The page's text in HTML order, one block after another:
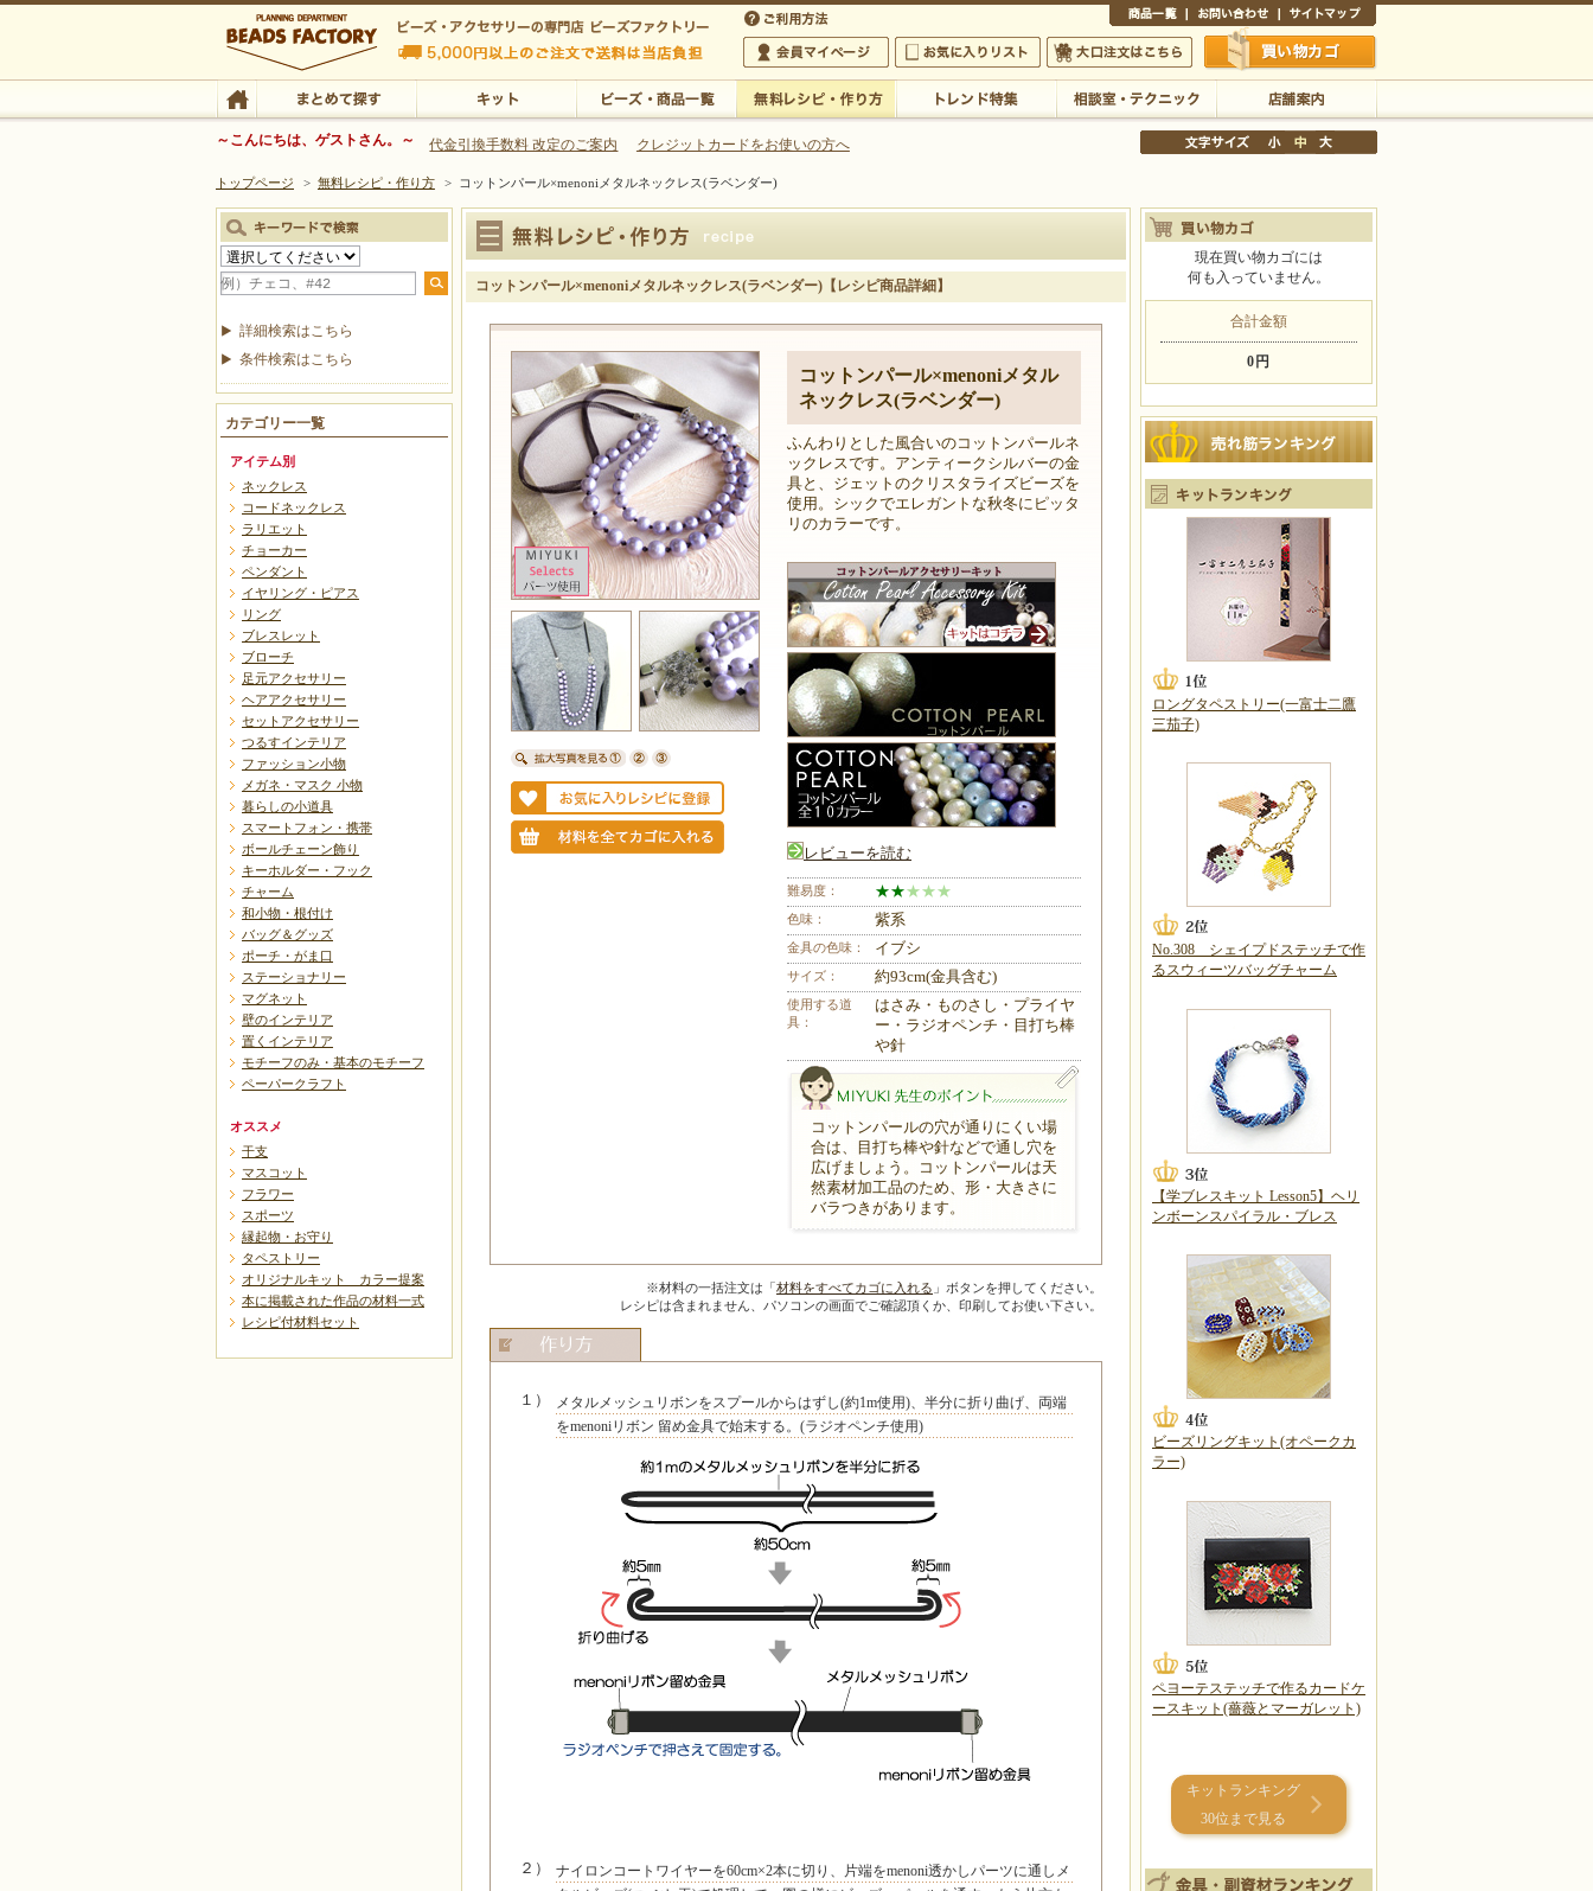
ビーズファクトリー ビーズ・パーツ・金具など・アクセサリーの専門店
ビーズ・アクセサリーの専門店 ビーズファクトリー 5,000円以上のご注文で送料は当店が負担いたします
ビーズ・アクセサリーの専門店 ビーズファクトリー 5,000円以上のご注文で送料は当店が負担いたします
ご利用方法
会員マイページ
お気に入りリスト 大口注文はこちら 買い物かご
TOP まとめて探す 店舗案内
～こんにちは、ゲストさん。～ 代金引換手数料 改定のご案内 クレジットカードをお使いの方へ
トップページ > 無料レシピ・作り方 > コットンパール×menoniメタルネックレス(ラベンダー)
コットンパール×menoniメタルネックレス(ラベンダー)【レシピ商品詳細】
コットンパール×menoniメタル
ネックレス(ラベンダー)
ふんわりとした風合いのコットンパールネ
ックレスです。アンティークシルバーの金
具と、ジェットのクリスタライズビーズを
使用。シックでエレガントな秋冬にピッタ
リのカラーです。
レビューを読む
難易度： ★★★★★
色味： 紫系
金具の色味： イブシ
サイズ： 約93cm(金具含む)
使用する道
具：
はさみ・ものさし・プライヤ
ー・ラジオペンチ・目打ち棒
や針
コットンパールの穴が通りにくい場
合は、目打ち棒や針などで通し穴を
広げましょう。コットンパールは天
然素材加工品のため、形・大きさに
バラつきがあります。
※材料の一括注文は「材料をすべてカゴに入れる 」ボタンを押してください。
レシピは含まれません、パソコンの画面でご確認頂くか、印刷してお使い下さい。
１）
メタルメッシュリボンをスプールからはずし(約1m使用)、半分に折り曲げ、両端
をmenoniリボン 留め金具で始末する。(ラジオペンチ使用)
２）
ナイロンコートワイヤーを60cm×2本に切り、片端をmenoni透かしパーツに通しメ
詳細検索はこちら
条件検索はこちら
カテゴリー一覧
アイテム別
ネックレス
コードネックレス
ラリエット
チョーカー
ペンダント
イヤリング・ピアス
リング
ブレスレット
ブローチ
足元アクセサリー
ヘアアクセサリー
セットアクセサリー
つるすインテリア
ファッション小物
メガネ・マスク 小物
暮らしの小道具
スマートフォン・携帯
ボールチェーン飾り
キーホルダー・フック
チャーム
和小物・根付け
バッグ＆グッズ
ポーチ・がま口
ステーショナリー
マグネット
壁のインテリア
置くインテリア
モチーフのみ・基本のモチーフ
ペーパークラフト
オススメ
干支
マスコット
フラワー
スポーツ
縁起物・お守り
タペストリー
オリジナルキット カラー提案
本に掲載された作品の材料一式
レシピ付材料セット
現在買い物カゴには
何も入っていません。
合計金額
0円
ロングタペストリー(一富士二鷹
三茄子)
No.308 シェイプドステッチで作
るスウィーツバッグチャーム
【学ブレスキット Lesson5】ヘリ
ンボーンスパイラル・ブレス
ビーズリングキット(オペークカ
ラー)
ペヨーテステッチで作るカードケ
ースキット(薔薇とマーガレット)
キットランキング
30位まで見る